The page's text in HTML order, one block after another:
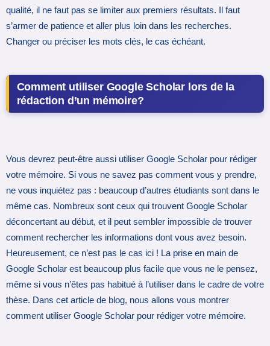
qualité, il ne faut pas se limiter aux premiers résultats. Il faut
s’armer de patience et aller plus loin dans les recherches.
Changer ou préciser les mots clés, le cas échéant.
Comment utiliser Google Scholar lors de la
rédaction d’un mémoire?
Vous devrez peut-être aussi utiliser Google Scholar pour rédiger
votre mémoire. Si vous ne savez pas comment vous y prendre,
ne vous inquiétez pas : beaucoup d’autres étudiants sont dans le
même cas. Nombreux sont ceux qui trouvent Google Scholar
déconcertant au début, et il peut sembler impossible de trouver
comment rechercher les informations dont vous avez besoin.
Heureusement, ce n’est pas le cas ici ! La prise en main de
Google Scholar est beaucoup plus facile que vous ne le pensez,
même si vous n’êtes pas habitué à l’utiliser dans le cadre de votre
thèse. Dans cet article de blog, nous allons vous montrer
comment utiliser Google Scholar pour rédiger votre mémoire.